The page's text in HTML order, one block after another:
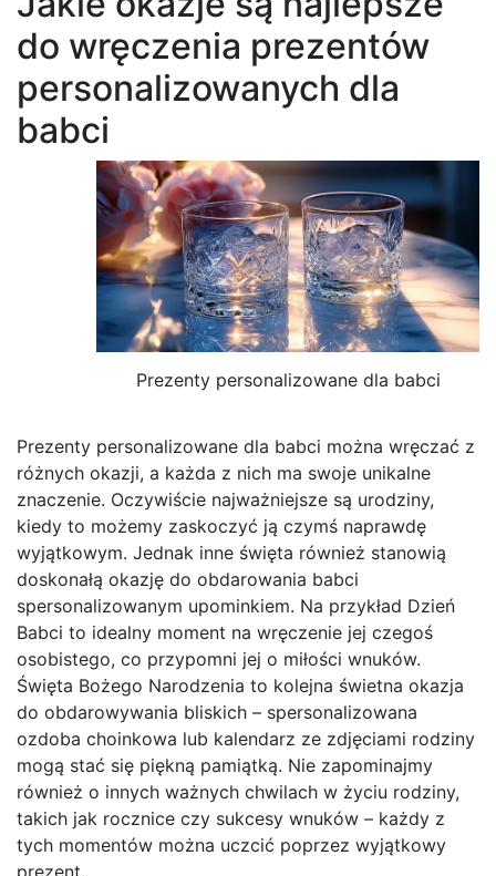
do wręczenia prezentów
personalizowanych dla
babci
Prezenty personalizowane dla babci
Prezenty personalizowane dla babci można wręczać z
różnych okazji, a każda z nich ma swoje unikalne
znaczenie. Oczywiście najważniejsze są urodziny,
kiedy to możemy zaskoczyć ją czymś naprawdę
wyjątkowym. Jednak inne święta również stanowią
doskonałą okazję do obdarowania babci
spersonalizowanym upominkiem. Na przykład Dzień
Babci to idealny moment na wręczenie jej czegoś
osobistego, co przypomni jej o miłości wnuków.
Święta Bożego Narodzenia to kolejna świetna okazja
do obdarowywania bliskich – spersonalizowana
ozdoba choinkowa lub kalendarz ze zdjęciami rodziny
mogą stać się piękną pamiątką. Nie zapominajmy
również o innych ważnych chwilach w życiu rodziny,
takich jak rocznice czy sukcesy wnuków – każdy z
tych momentów można uczcić poprzez wyjątkowy